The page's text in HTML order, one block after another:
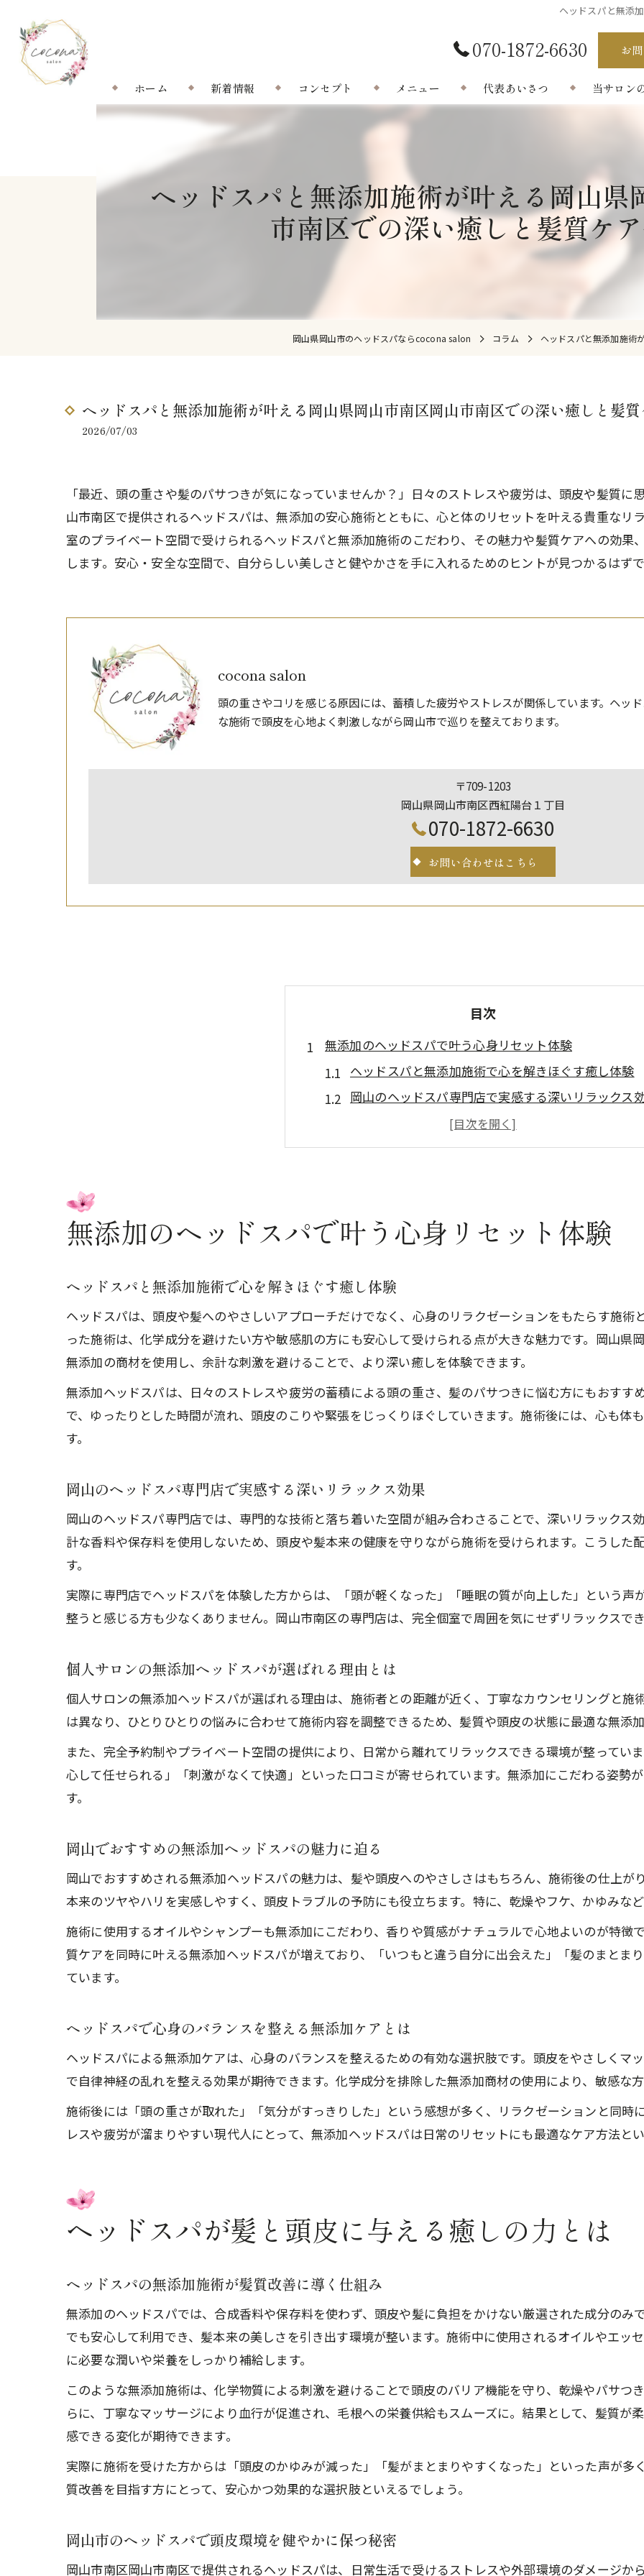
ヘッドスパと無添
070-1872-6630 お
ホーム 新着情報 コンセプト メニュー 代表あいさつ 当サロン
フェイシャ
眼精疲労
自律神経
ヘッドスパと無添加施術が叶える岡山県
市南区での深い癒しと髪質ケ
岡山県岡山市のヘッドスパならcocona salon コラム ヘッドスパと無添加施術
ヘッドスパと無添加施術が叶える岡山県岡山市南区岡山市南区での深い癒しと髪
2026/07/03
「最近、頭の重さや髪のパサつきが気になっていませんか？」日々のストレスや疲労は、頭皮や髪質
山市南区で提供されるヘッドスパは、無添加の安心施術とともに、心と体のリセットを叶える貴重なリ
室のプライベート空間で受けられるヘッドスパと無添加施術のこだわり、その魅力や髪質ケアへの効果
します。安心・安全な空間で、自分らしい美しさと健やかさを手に入れるためのヒントが見つかるはず
cocona salon
頭の重さやコリを感じる原因には、蓄積した疲労やストレスが関係しています。ヘッ
な施術で頭皮を心地よく刺激しながら岡山市で巡りを整えております。
〒709-1203
岡山県岡山市南区西紅陽台１丁目
070-1872-6630
お問い合わせはこちら
目次
無添加のヘッドスパで叶う心身リセット体験
ヘッドスパと無添加施術で心を解きほぐす癒し体験
岡山のヘッドスパ専門店で実感する深いリラックス
個人サロンの無添加ヘッドスパが選ばれる理由とは
岡山でおすすめの無添加ヘッドスパの魅力に迫る
ヘッドスパの無添加施術が髪質改善に導く仕組み
岡山市のヘッドスパで頭皮環境を健やかに保つ秘密
無添加のヘッドスパで頭皮の硬さやパサつきをケア
リラクゼーションと髪質アップを両立する無添加技
頭皮ケアを重視する方へ無添加施術の魅力解説
岡山の個人サロンで体験する無添加ヘッドスパの安
頭皮トラブル改善に無添加ヘッドスパが選ばれる理
岡山で極上ヘッドスパを体感する休日のすすめ
休日は岡山のヘッドスパで心身をリセットする時間
ヘッドスパ専門店で過ごす贅沢な休日の過ごし方
岡山の個人サロンで体験する休日の癒しヘッドスパ
カップルや友人と楽しむペアヘッドスパの魅力
カップルで体感する岡山ヘッドスパの特別なひとと
ペアで楽しめるヘッドスパが岡山で人気の理由とは
友人と過ごす無添加ヘッドスパで心身をリフレッシ
岡山の個人サロンで叶うペアヘッドスパ体験の魅力
完全個室ヘッドスパサロンの深い安らぎを体感
無添加ヘッドスパが叶えるプライベートな癒し空間
岡山の個人サロンで味わう極上のリラクゼーション
ヘッドスパを完全個室で受ける安心感とリラックス
心と体を解きほぐす完全個室サロンの魅力に迫る
無添加のヘッドスパで叶う心身リセット体験
ヘッドスパと無添加施術で心を解きほぐす癒し体験
ヘッドスパは、頭皮や髪へのやさしいアプローチだけでなく、心身のリラクゼーションをもたらす施術
った施術は、化学成分を避けたい方や敏感肌の方にも安心して受けられる点が大きな魅力です。岡山県
無添加の商材を使用し、余計な刺激を避けることで、より深い癒しを体験できます。
無添加ヘッドスパは、日々のストレスや疲労の蓄積による頭の重さ、髪のパサつきに悩む方にもおすす
で、ゆったりとした時間が流れ、頭皮のこりや緊張をじっくりほぐしていきます。施術後には、心も体
す。
岡山のヘッドスパ専門店で実感する深いリラックス効果
岡山のヘッドスパ専門店では、専門的な技術と落ち着いた空間が組み合わさることで、深いリラックス
計な香料や保存料を使用しないため、頭皮や髪本来の健康を守りながら施術を受けられます。こうした
す。
実際に専門店でヘッドスパを体験した方からは、「頭が軽くなった」「睡眠の質が向上した」という声
整うと感じる方も少なくありません。岡山市南区の専門店は、完全個室で周囲を気にせずリラックスで
個人サロンの無添加ヘッドスパが選ばれる理由とは
個人サロンの無添加ヘッドスパが選ばれる理由は、施術者との距離が近く、丁寧なカウンセリングと施
は異なり、ひとりひとりの悩みに合わせて施術内容を調整できるため、髪質や頭皮の状態に最適な無添
また、完全予約制やプライベート空間の提供により、日常から離れてリラックスできる環境が整ってい
心して任せられる」「刺激がなくて快適」といった口コミが寄せられています。無添加にこだわる姿勢
す。
岡山でおすすめの無添加ヘッドスパの魅力に迫る
岡山でおすすめされる無添加ヘッドスパの魅力は、髪や頭皮へのやさしさはもちろん、施術後の仕上が
本来のツヤやハリを実感しやすく、頭皮トラブルの予防にも役立ちます。特に、乾燥やフケ、かゆみな
施術に使用するオイルやシャンプーも無添加にこだわり、香りや質感がナチュラルで心地よいのが特徴
質ケアを同時に叶える無添加ヘッドスパが増えており、「いつもと違う自分に出会えた」「髪のまとま
ています。
ヘッドスパで心身のバランスを整える無添加ケアとは
ヘッドスパによる無添加ケアは、心身のバランスを整えるための有効な選択肢です。頭皮をやさしくマ
で自律神経の乱れを整える効果が期待できます。化学成分を排除した無添加商材の使用により、敏感な
施術後には「頭の重さが取れた」「気分がすっきりした」という感想が多く、リラクゼーションと同時
レスや疲労が溜まりやすい現代人にとって、無添加ヘッドスパは日常のリセットにも最適なケア方法と
ヘッドスパが髪と頭皮に与える癒しの力とは
ヘッドスパの無添加施術が髪質改善に導く仕組み
無添加のヘッドスパでは、合成香料や保存料を使わず、頭皮や髪に負担をかけない厳選された成分のみ
でも安心して利用でき、髪本来の美しさを引き出す環境が整います。施術中に使用されるオイルやエッ
に必要な潤いや栄養をしっかり補給します。
このような無添加施術は、化学物質による刺激を避けることで頭皮のバリア機能を守り、乾燥やパサつ
らに、丁寧なマッサージにより血行が促進され、毛根への栄養供給もスムーズに。結果として、髪質が
感できる変化が期待できます。
実際に施術を受けた方からは「頭皮のかゆみが減った」「髪がまとまりやすくなった」といった声が多
質改善を目指す方にとって、安心かつ効果的な選択肢といえるでしょう。
岡山市のヘッドスパで頭皮環境を健やかに保つ秘密
岡山市南区岡山市南区で提供されるヘッドスパは、日常生活で受けるストレスや外部環境のダメージか